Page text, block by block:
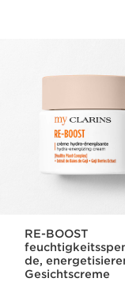
RE-BOOST
de,
Gesichtscreme